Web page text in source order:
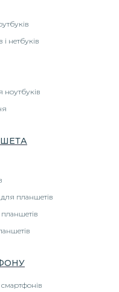
нетбуків
ноутбуків
планшетів